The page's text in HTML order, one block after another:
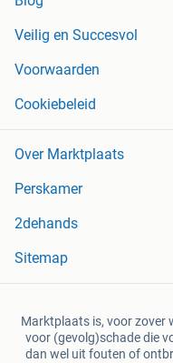
Veilig en Succesvol
Voorwaarden
Cookiebeleid
Over Marktplaats
Perskamer
2dehands
Sitemap
Marktplaats is, voor zover
voor (gevolg)schade die
dan wel uit fouten of